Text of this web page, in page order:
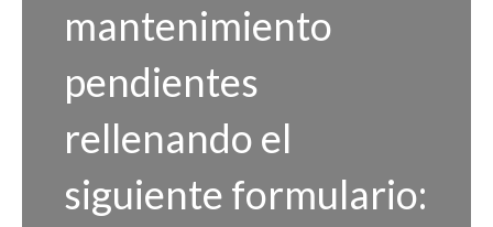
mantenimiento
pendientes
rellenando el
siguiente formulario: